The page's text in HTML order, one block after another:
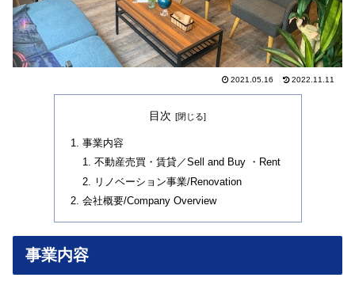
2021.05.16 2022.11.11
目次
事業内容
不動産売買・賃貸／Sell and Buy ・Rent
リノベーション事業/Renovation
会社概要/Company Overview
事業内容